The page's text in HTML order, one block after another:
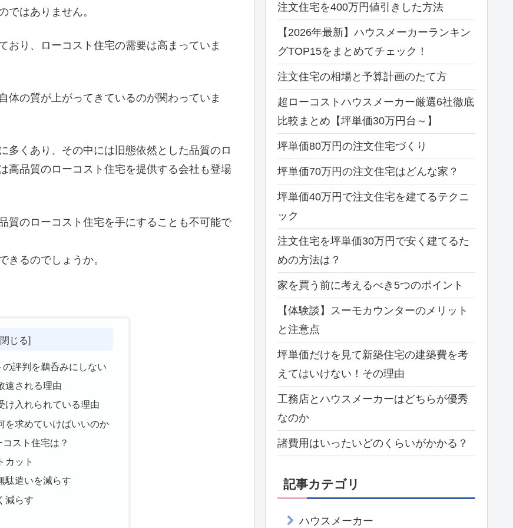
ではありません。
おり、ローコスト住宅の需要は高まっていま
体の質が上がってきているのが関わっていま
多くあり、その中には旧態依然とした品質のロ
高品質のローコスト住宅を提供する会社も登場
質のローコスト住宅を手にすることも不可能で
きるのでしょうか。
評判を鵜呑みにしない
遠される理由
け入れられている理由
を求めていけばいいのか
スト住宅は？
カット
駄遣いを減らす
減らす
注文住宅を400万円値引きした方法
【2026年最新】ハウスメーカーランキン
グTOP15をまとめてチェック！
注文住宅の相場と予算計画のたて方
超ローコストハウスメーカー厳選6社徹底
比較まとめ【坪単価30万円台～】
坪単価80万円の注文住宅づくり
坪単価70万円の注文住宅はどんな家？
坪単価40万円で注文住宅を建てるテクニ
ック
注文住宅を坪単価30万円で安く建てるた
めの方法は？
家を買う前に考えるべき5つのポイント
【体験談】スーモカウンターのメリット
と注意点
坪単価だけを見て新築住宅の建築費を考
えてはいけない！その理由
工務店とハウスメーカーはどちらが優秀
なのか
諸費用はいったいどのくらいがかかる？
記事カテゴリ
ハウスメーカー